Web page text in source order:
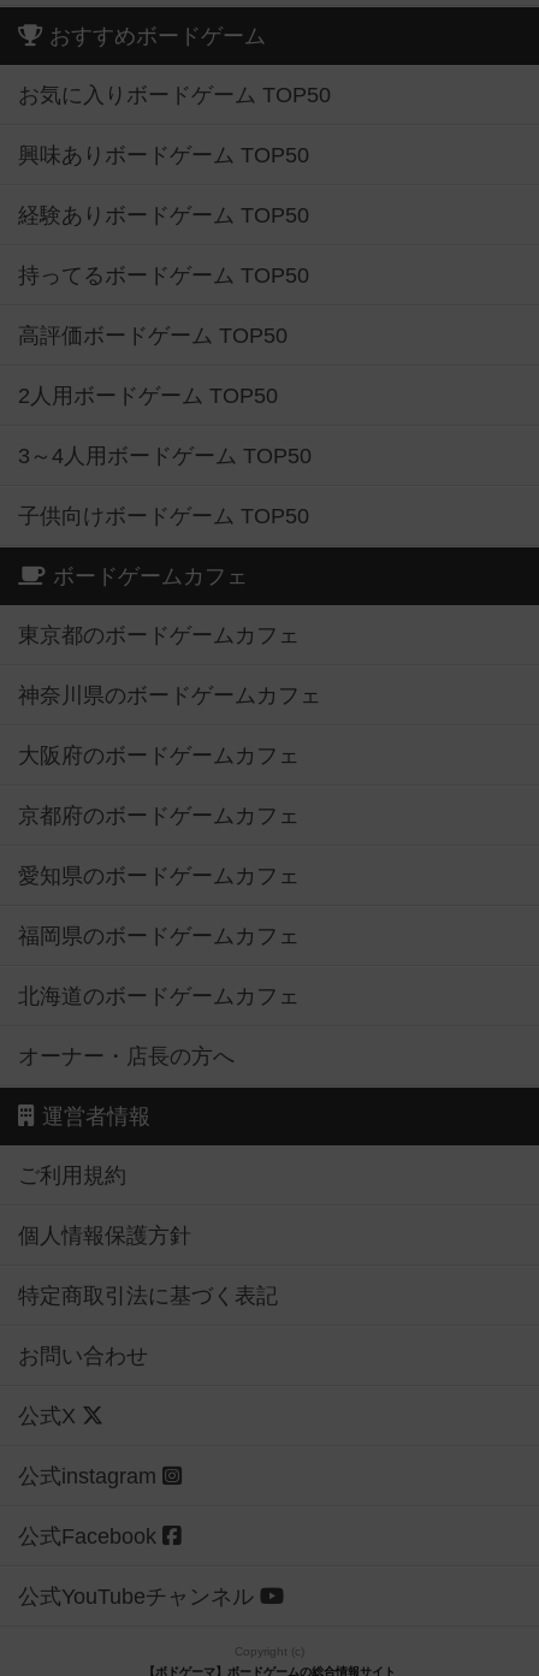
おすすめボードゲーム
お気に入りボードゲーム TOP50
興味ありボードゲーム TOP50
経験ありボードゲーム TOP50
持ってるボードゲーム TOP50
高評価ボードゲーム TOP50
2人用ボードゲーム TOP50
3～4人用ボードゲーム TOP50
子供向けボードゲーム TOP50
ボードゲームカフェ
東京都のボードゲームカフェ
神奈川県のボードゲームカフェ
大阪府のボードゲームカフェ
京都府のボードゲームカフェ
愛知県のボードゲームカフェ
福岡県のボードゲームカフェ
北海道のボードゲームカフェ
オーナー・店長の方へ
運営者情報
ご利用規約
個人情報保護方針
特定商取引法に基づく表記
お問い合わせ
公式X
公式instagram
公式Facebook
公式YouTubeチャンネル
Copyright (c)
【ボドゲーマ】ボードゲームの総合情報サイト